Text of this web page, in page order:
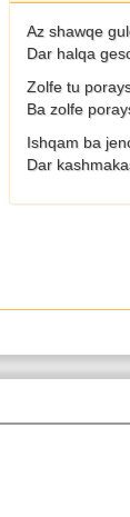
Az shawqe
Dar halqa
Zolfe tu
Ba zolfe
Ishqam ba
Dar